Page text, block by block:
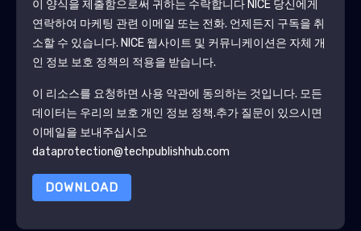
이 양식을 제출함으로써 귀하는 수락합니다 NICE당신에게
연락하여 마케팅 관련 이메일 또는 전화. 언제든지 구독을 취
소할 수 있습니다. NICE웹사이트 및 커뮤니케이션은 자체 개
인 정보 보호 정책의 적용을 받습니다.
이 리소스를 요청하면 사용 약관에 동의하는 것입니다. 모든
데이터는 우리의 보호 개인 정보 정책.추가 질문이 있으시면
이메일을 보내주십시오
dataprotection@techpublishhub.com
DOWNLOAD